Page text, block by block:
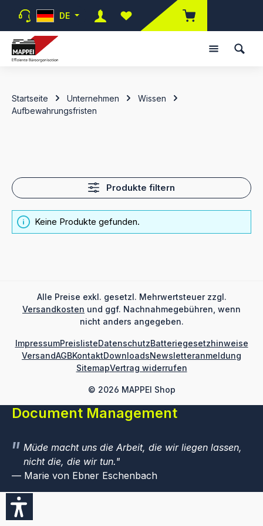
Zum Hauptinhalt springen
DE
Du hast 0 Produkte auf dem
Startseite Unternehmen
Wissen
Aufbewahrungsfristen
Produkte filtern
Keine Produkte gefunden.
Alle Preise exkl. gesetzl. Mehrwertsteuer zzgl.
Versandkosten und ggf. Nachnahmegebühren, wenn
nicht anders angegeben.
© 2026 MAPPEI Shop
ImpressumPreislisteDatenschutzBatteriegesetzhinweise
VersandAGBKontaktDownloadsNewsletteranmeldung
SitemapVertrag widerrufen
Document Management
Müde macht uns die Arbeit, die wir liegen lassen,
nicht die, die wir tun.
Marie von Ebner Eschenbach